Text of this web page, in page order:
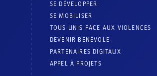
SE DÉVELOPPER
SE MOBILISER
TOUS UNIS FACE AUX VIOLENCES
DEVENIR BÉNÉVOLE
PARTENAIRES DIGITAUX
APPEL À PROJETS